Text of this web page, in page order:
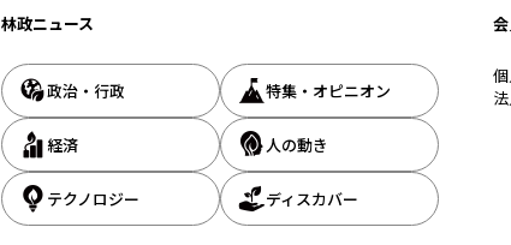
林政ニュース
政治・行政 特集・オピニオン
経済 人の動き
テクノロジー ディスカバー